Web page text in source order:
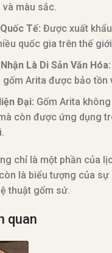
màu sắc.
Tế: Được xuất
quốc gia trên thế
Là Di Sản Văn Hóa:
Arita được bảo tồn
Đại: Gốm Arita
còn được ứng dụng
chỉ là một phần của
là biểu tượng của
thuật gốm sứ.
quan